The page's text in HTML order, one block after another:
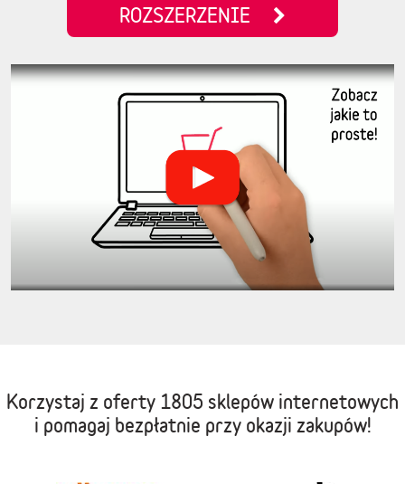
ROZSZERZENIE
Korzystaj z oferty 1805 sklepów internetowych
i pomagaj bezpłatnie przy okazji zakupów!